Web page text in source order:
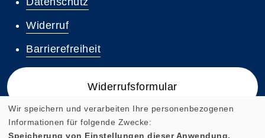
Widerruf
Barrierefreiheit
Widerrufsformular
Wir speichern und verarbeiten Ihre personenbezogenen
Informationen für folgende Zwecke:
Speicherung von Einstellungen dieser Anwendung,